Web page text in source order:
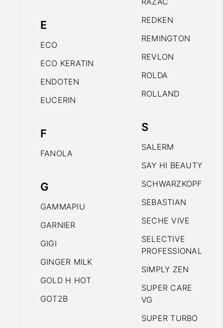
E
ECO
ECO KERATIN
ENDOTEN
EUCERIN
F
FANOLA
G
GAMMAPIU
GARNIER
GIGI
GINGER MILK
GOLD H HOT
GOT2B
REDKEN
REMINGTON
REVLON
ROLDA
ROLLAND
S
SALERM
SAY HI BEAUTY
SCHWARZKOPF
SEBASTIAN
SECHE VIVE
SELECTIVE
PROFESSIONAL
SIMPLY ZEN
SUPER CARE
VG
SUPER TURBO